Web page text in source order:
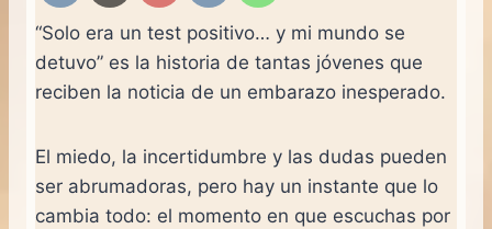
“Solo era un test positivo… y mi mundo se
detuvo” es la historia de tantas jóvenes que
reciben la noticia de un embarazo inesperado.
El miedo, la incertidumbre y las dudas pueden
ser abrumadoras, pero hay un instante que lo
cambia todo: el momento en que escuchas por